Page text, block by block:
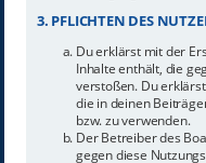
3. PFLICHTEN DES
Du erklärst mit der
Inhalte enthält, die
verstoßen. Du
die in deinen
bzw. zu verwenden.
Der Betreiber des
gegen diese